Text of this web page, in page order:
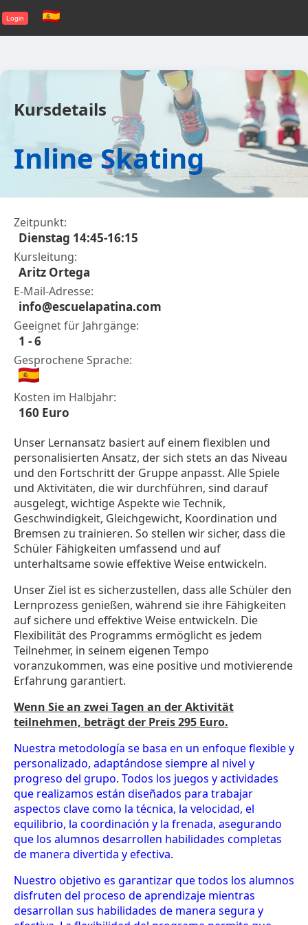
Login
Kursdetails
Inline Skating
Zeitpunkt:
Dienstag 14:45-16:15
Kursleitung:
Aritz Ortega
E-Mail-Adresse:
info@escuelapatina.com
Geeignet für Jahrgänge:
1 - 6
Gesprochene Sprache:
Kosten im Halbjahr:
160 Euro
Unser Lernansatz basiert auf einem flexiblen und
personalisierten Ansatz, der sich stets an das Niveau
und den Fortschritt der Gruppe anpasst. Alle Spiele
und Aktivitäten, die wir durchführen, sind darauf
ausgelegt, wichtige Aspekte wie Technik,
Geschwindigkeit, Gleichgewicht, Koordination und
Bremsen zu trainieren. So stellen wir sicher, dass die
Schüler Fähigkeiten umfassend und auf
unterhaltsame sowie effektive Weise entwickeln.
Unser Ziel ist es sicherzustellen, dass alle Schüler den
Lernprozess genießen, während sie ihre Fähigkeiten
auf sichere und effektive Weise entwickeln. Die
Flexibilität des Programms ermöglicht es jedem
Teilnehmer, in seinem eigenen Tempo
voranzukommen, was eine positive und motivierende
Erfahrung garantiert.
Wenn Sie an zwei Tagen an der Aktivität
teilnehmen, beträgt der Preis 295 Euro.
Nuestra metodología se basa en un enfoque flexible y
personalizado, adaptándose siempre al nivel y
progreso del grupo. Todos los juegos y actividades
que realizamos están diseñados para trabajar
aspectos clave como la técnica, la velocidad, el
equilibrio, la coordinación y la frenada, asegurando
que los alumnos desarrollen habilidades completas
de manera divertida y efectiva.
Nuestro objetivo es garantizar que todos los alumnos
disfruten del proceso de aprendizaje mientras
desarrollan sus habilidades de manera segura y